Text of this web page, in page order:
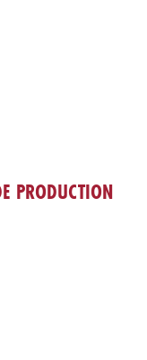
PRODUCTION